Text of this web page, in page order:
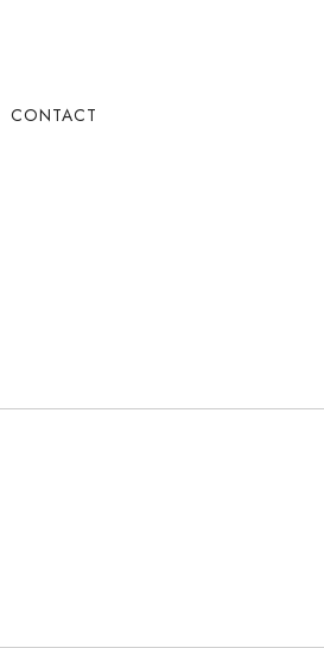
CONTACT